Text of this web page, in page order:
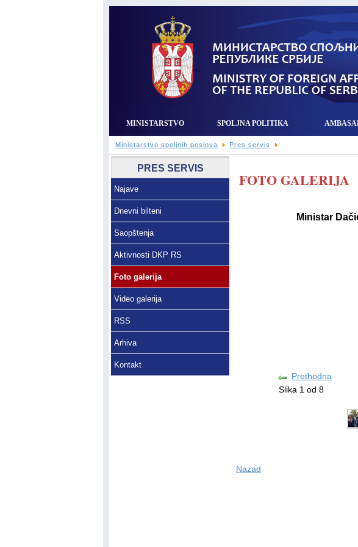
MINISTARSTVO SPOLJNA POLITIKA
Ministarstvo spoljnih poslova Pres servis
PRES SERVIS
Najave
Dnevni bilteni
Saopštenja
Aktivnosti DKP RS
Foto galerija
Video galerija
RSS
Arhiva
Kontakt
FOTO GALERIJA
Ministar
Prethodna
Slika 1 od 8
Nazad